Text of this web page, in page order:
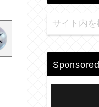
Sponsored